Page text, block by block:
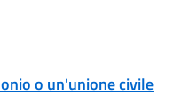
o un'unione civile